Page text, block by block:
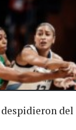
despidieron